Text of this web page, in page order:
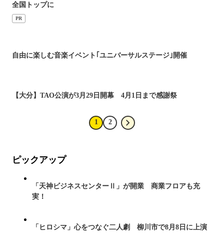
全国トップに
PR
自由に楽しむ音楽イベント｢ユニバーサルステージ｣開催
【大分】TAO公演が3月29日開幕 4月1日まで感謝祭
1 2
ピックアップ
「天神ビジネスセンターⅡ」が開業 商業フロアも充
実！
「ヒロシマ」心をつなぐ二人劇 柳川市で8月8日に上演